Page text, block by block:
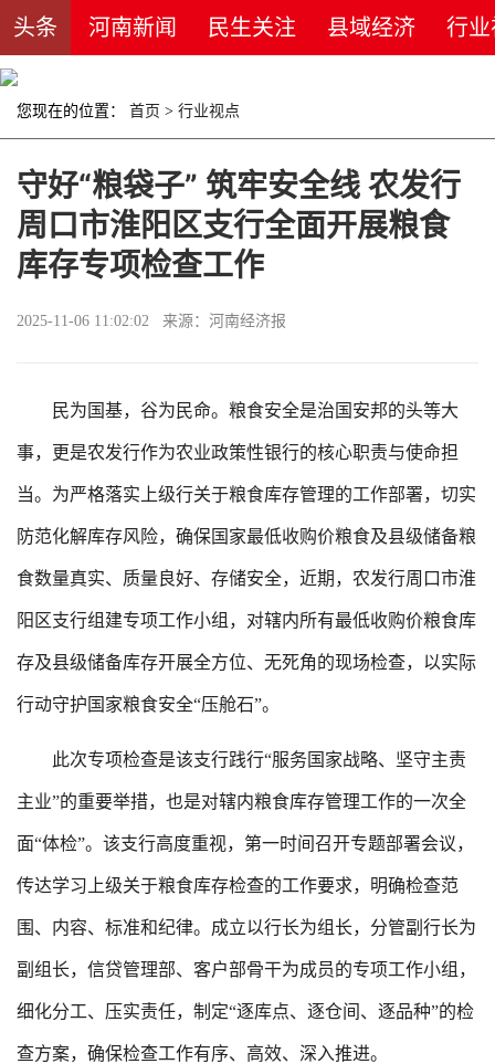
头条 河南新闻 民生关注 县域经济 行
您现在的位置： 首页 > 行业视点
守好“粮袋子” 筑牢安全线 农发行
周口市淮阳区支行全面开展粮食
库存专项检查工作
2025-11-06 11:02:02 来源：河南经济报
民为国基，谷为民命。粮食安全是治国安邦的头等大
事，更是农发行作为农业政策性银行的核心职责与使命担
当。为严格落实上级行关于粮食库存管理的工作部署，切实
防范化解库存风险，确保国家最低收购价粮食及县级储备粮
食数量真实、质量良好、存储安全，近期，农发行周口市淮
阳区支行组建专项工作小组，对辖内所有最低收购价粮食库
存及县级储备库存开展全方位、无死角的现场检查，以实际
行动守护国家粮食安全“压舱石”。
此次专项检查是该支行践行“服务国家战略、坚守主责
主业”的重要举措，也是对辖内粮食库存管理工作的一次全
面“体检”。该支行高度重视，第一时间召开专题部署会议，
传达学习上级关于粮食库存检查的工作要求，明确检查范
围、内容、标准和纪律。成立以行长为组长，分管副行长为
副组长，信贷管理部、客户部骨干为成员的专项工作小组，
细化分工、压实责任，制定“逐库点、逐仓间、逐品种”的检
查方案，确保检查工作有序、高效、深入推进。